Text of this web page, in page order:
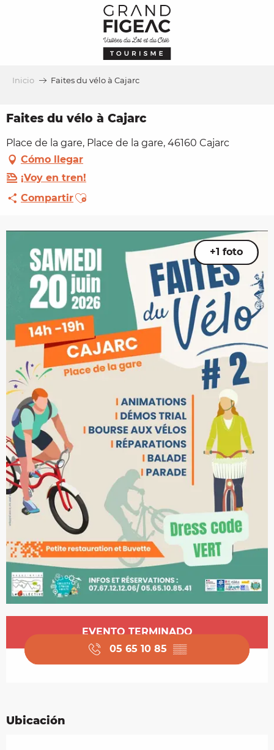
Inicio Faites du vélo à Cajarc
Faites du vélo à Cajarc
Place de la gare, Place de la gare, 46160 Cajarc
Cómo llegar
¡Voy en tren!
CompartirAjouter aux favoris
+1 foto
Horarios y datos de contacto
EVENTO TERMINADO
05 65 10 85 ▒▒
Ubicación